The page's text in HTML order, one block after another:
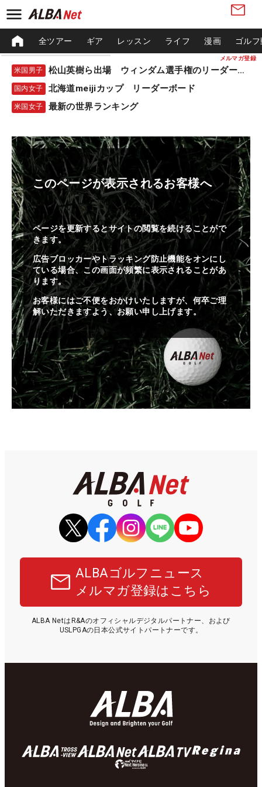
メルマガ登録
全ツアー ギア レッスン ライフ 漫画 ゴル
米国男子 松山英樹ら出場 ウィンダム選手権のリーダーボード
国内女子 北海道meijiカップ リーダーボード
米国女子 最新の世界ランキング
このページが表示されるお客様へ
ページを更新するとサイトの閲覧を続けることがで
きます。
広告ブロッカーやトラッキング防止機能をオンにし
ている場合、この画面が頻繁に表示されることがあ
ります。
お客様にはご不便をおかけいたしますが、何卒ご理
解いただきますよう、お願い申し上げます。
ALBAゴルフニュース
メルマガ登録はこちら
ALBA NetはR&Aのオフィシャルデジタルパートナー、および
USLPGAの日本公式サイトパートナーです。